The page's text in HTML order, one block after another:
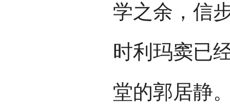
学之余，信
时利玛窦已
堂的郭居静